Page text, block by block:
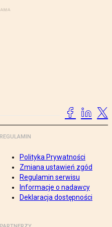
REGULAMIN
Polityka Prywatności
Zmiana ustawień zgód
Regulamin serwisu
Informacje o nadawcy
Deklaracja dostępności